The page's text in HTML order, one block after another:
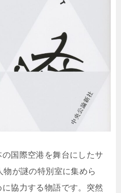
国際空港を舞台にしたサ
が謎の特別室に集めら
協力する物語です。突然